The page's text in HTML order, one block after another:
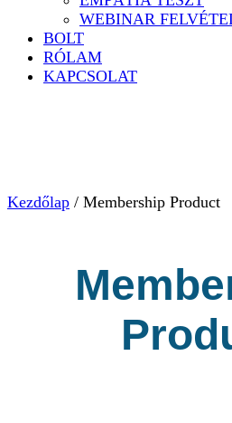
WEBINAR
BOLT
RÓLAM
KAPCSOLAT
Kezdőlap / Membership Product